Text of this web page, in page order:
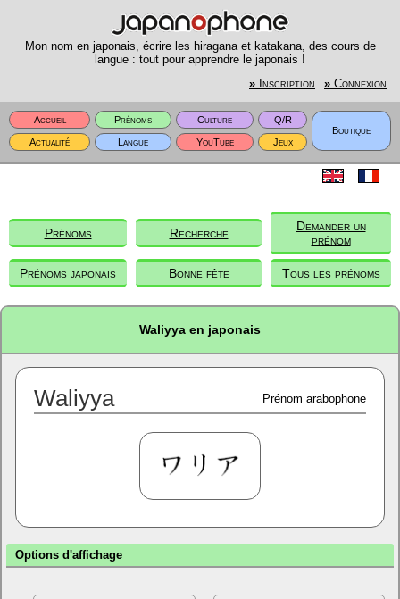
Mon nom en japonais, écrire les hiragana et katakana, des cours de
langue : tout pour apprendre le japonais !
» Inscription » Connexion
Accueil Prénoms Culture
Q/R
Boutique
Actualité
Langue YouTube Jeux
Prénoms Recherche
Demander un
prénom
Prénoms japonais Bonne fête Tous les prénoms
Waliyya en japonais
Waliyya Prénom arabophone
Options d'affichage